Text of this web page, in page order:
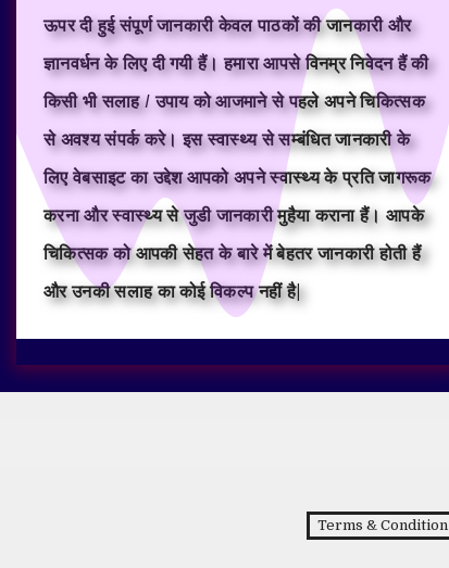
ऊपर दी हुई संपूर्ण जानकारी केवल पाठकों की जानकारी और
ज्ञानवर्धन के लिए दी गयी हैं। हमारा आपसे विनम्र निवेदन हैं की
किसी भी सलाह / उपाय को आजमाने से पहले अपने चिकित्सक
से अवश्य संपर्क करे। इस स्वास्थ्य से सम्बंधित जानकारी के
लिए वेबसाइट का उद्देश आपको अपने स्वास्थ्य के प्रति जागरूक
करना और स्वास्थ्य से जुडी जानकारी मुहैया कराना हैं। आपके
चिकित्सक को आपकी सेहत के बारे में बेहतर जानकारी होती हैं
और उनकी सलाह का कोई विकल्प नहीं है|
Terms & Condition